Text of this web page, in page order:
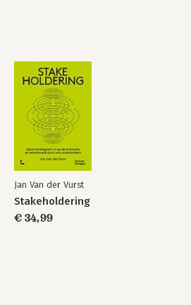
Jan Van der Vurst
Stakeholdering
€ 34,99